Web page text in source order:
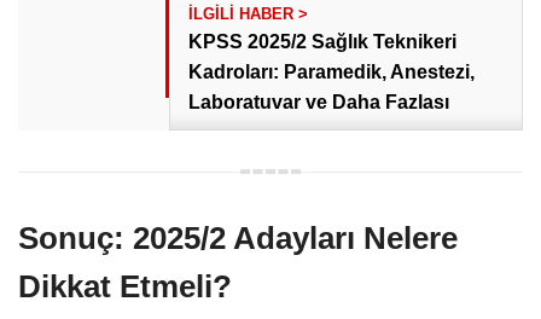
KPSS 2025/2 Sağlık Teknikeri
Kadroları: Paramedik, Anestezi,
Laboratuvar ve Daha Fazlası
Sonuç: 2025/2 Adayları Nelere
Dikkat Etmeli?